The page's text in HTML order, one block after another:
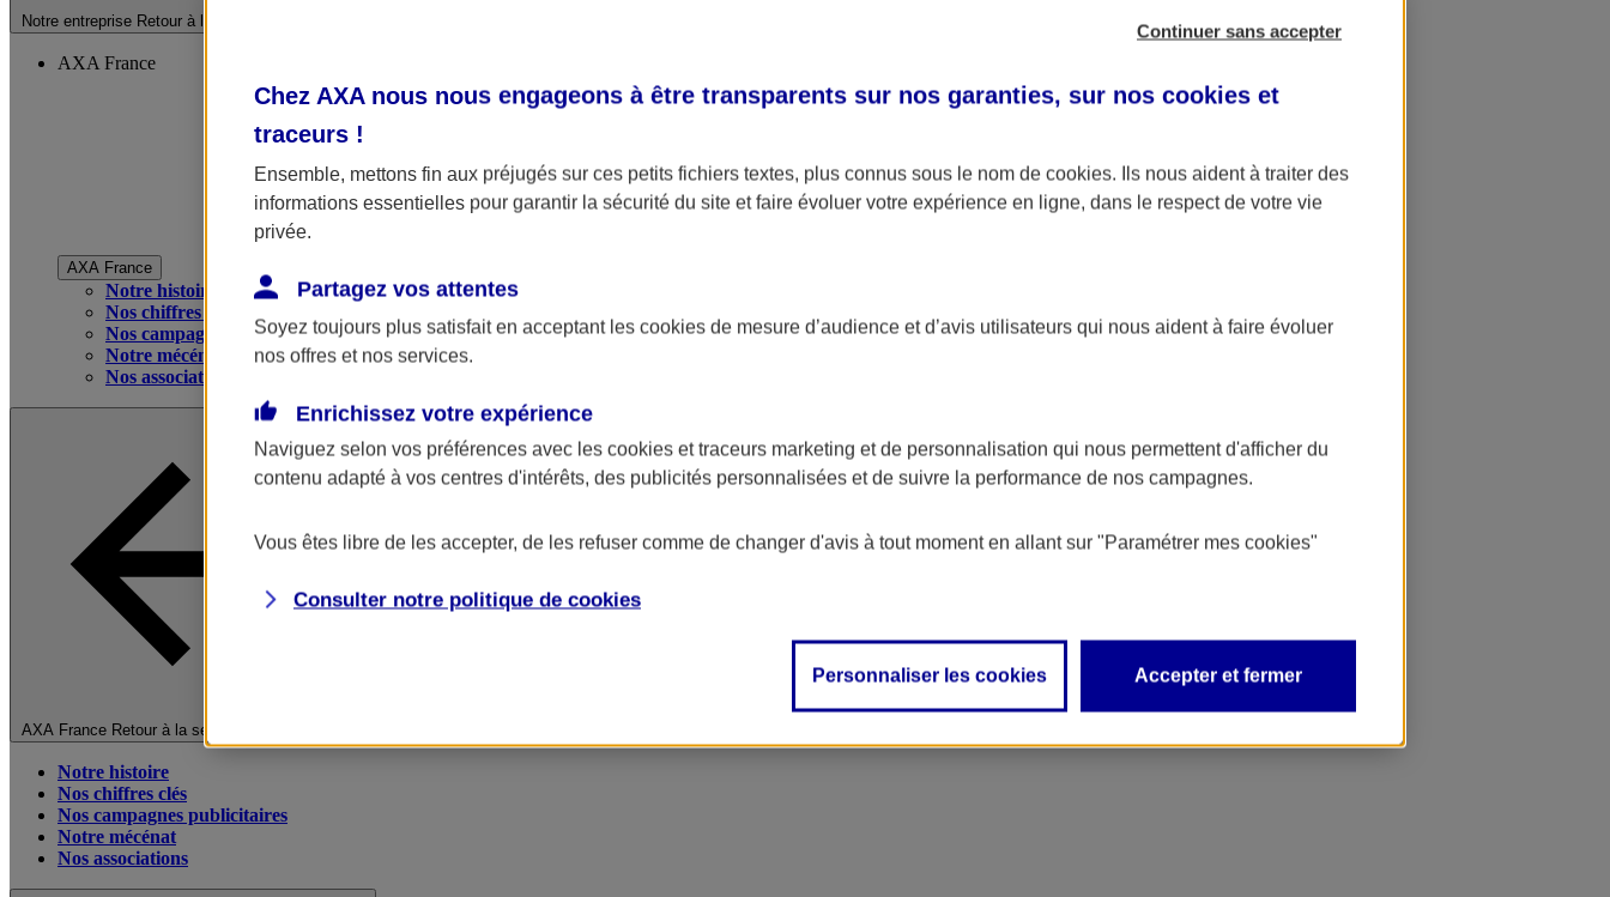
Notre entreprise Retour à la section précédente
AXA France
AXA France
Notre histoire
Nos chiffres clés
Nos campagnes publicitaires
Notre mécénat
Nos associations
AXA France Retour à la section précédente
Notre histoire
Nos chiffres clés
Nos campagnes publicitaires
Notre mécénat
Nos associations
Continuer sans accepter
Chez AXA nous nous engageons à être transparents sur nos garanties, sur nos cookies et
traceurs !
Ensemble, mettons fin aux préjugés sur ces petits fichiers textes, plus connus sous le nom de cookies. Ils nous aident à traiter des
informations essentielles pour garantir la sécurité du site et faire évoluer votre expérience en ligne, dans le respect de votre vie
privée.
Partagez vos attentes
Soyez toujours plus satisfait en acceptant les cookies de mesure d’audience et d’avis utilisateurs qui nous aident à faire évoluer
nos offres et nos services.
Enrichissez votre expérience
Naviguez selon vos préférences avec les cookies et traceurs marketing et de personnalisation qui nous permettent d'afficher du
contenu adapté à vos centres d'intérêts, des publicités personnalisées et de suivre la performance de nos campagnes.
Vous êtes libre de les accepter, de les refuser comme de changer d'avis à tout moment en allant sur "Paramétrer mes cookies"
Consulter notre politique de cookies
Personnaliser les cookies Accepter et fermer